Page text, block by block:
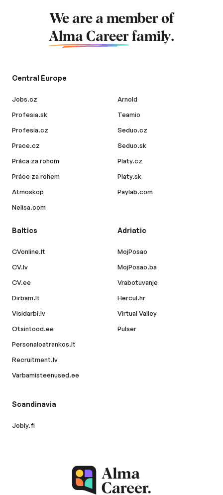
We are a member of
Alma Career family.
Central Europe
Jobs.cz
Profesia.sk
Profesia.cz
Prace.cz
Práca za rohom
Práce za rohem
Atmoskop
Nelisa.com
Arnold
Teamio
Seduo.cz
Seduo.sk
Platy.cz
Platy.sk
Paylab.com
Baltics
CVonline.lt
CV.lv
CV.ee
Dirbam.lt
Visidarbi.lv
Otsintood.ee
Personaloatrankos.lt
Recruitment.lv
Varbamisteenused.ee
Adriatic
MojPosao
MojPosao.ba
Vrabotuvanje
Hercul.hr
Virtual Valley
Pulser
Scandinavia
Jobly.fi